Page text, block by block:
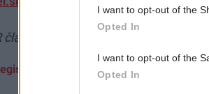
I want to opt-out of the
Opted In
I want to opt-out of the
Opted In
článok Leier Baustoffe SK s.r.o.
a financovanie